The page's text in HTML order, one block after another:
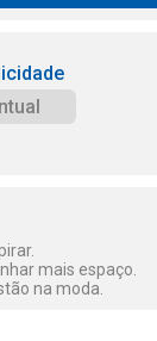
mais espaço.
na moda.